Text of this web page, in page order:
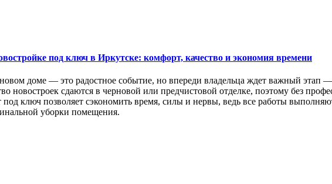
под ключ в Иркутске: комфорт, качество и экономия времени
доме — это радостное событие, но впереди владельца ждет важный этап
новостроек сдаются в черновой или предчистовой отделке, поэтому без
ключ позволяет сэкономить время, силы и нервы, ведь все работы
уборки помещения.